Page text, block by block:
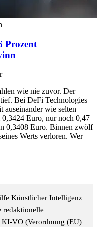
Prozent
wie nie zuvor. Der
Bei DeFi Technologies
auseinander wie selten
Euro, nur noch 0,47
0,3408 Euro. Binnen zwölf
Werts verloren. Wer
Künstlicher Intelligenz
redaktionelle
KI-VO (Verordnung (EU)